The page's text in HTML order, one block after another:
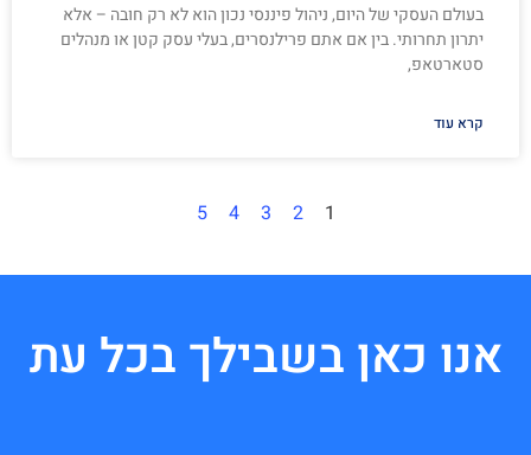
בעולם העסקי של היום, ניהול פיננסי נכון הוא לא רק חובה – אלא
יתרון תחרותי. בין אם אתם פרילנסרים, בעלי עסק קטן או מנהלים
סטארטאפ,
קרא עוד
1
2
3
4
5
אנו כאן בשבילך בכל עת